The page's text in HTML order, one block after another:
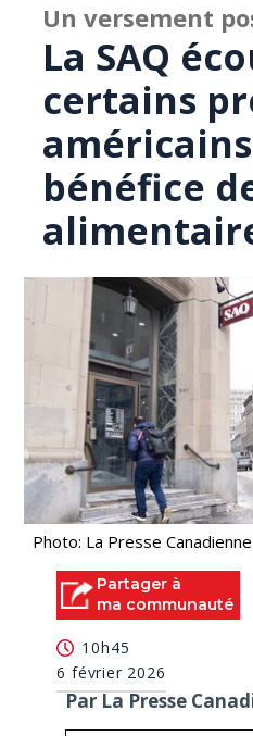
Un versement
La SAQ
certains
bénéfice
Photo: La Presse Canadienne
Partager à
ma communauté
10h45
6 février 2026
Par La Presse